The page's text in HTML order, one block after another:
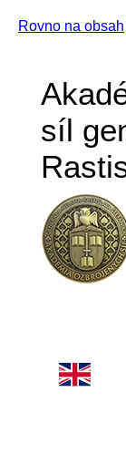
Rovno na obsah
síl